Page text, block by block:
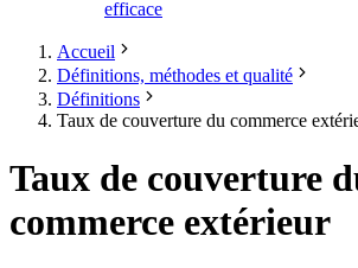
efficace
Accueil
Définitions, méthodes et qualité
Définitions
Taux de couverture du commerce
Taux de couverture
commerce extérieur